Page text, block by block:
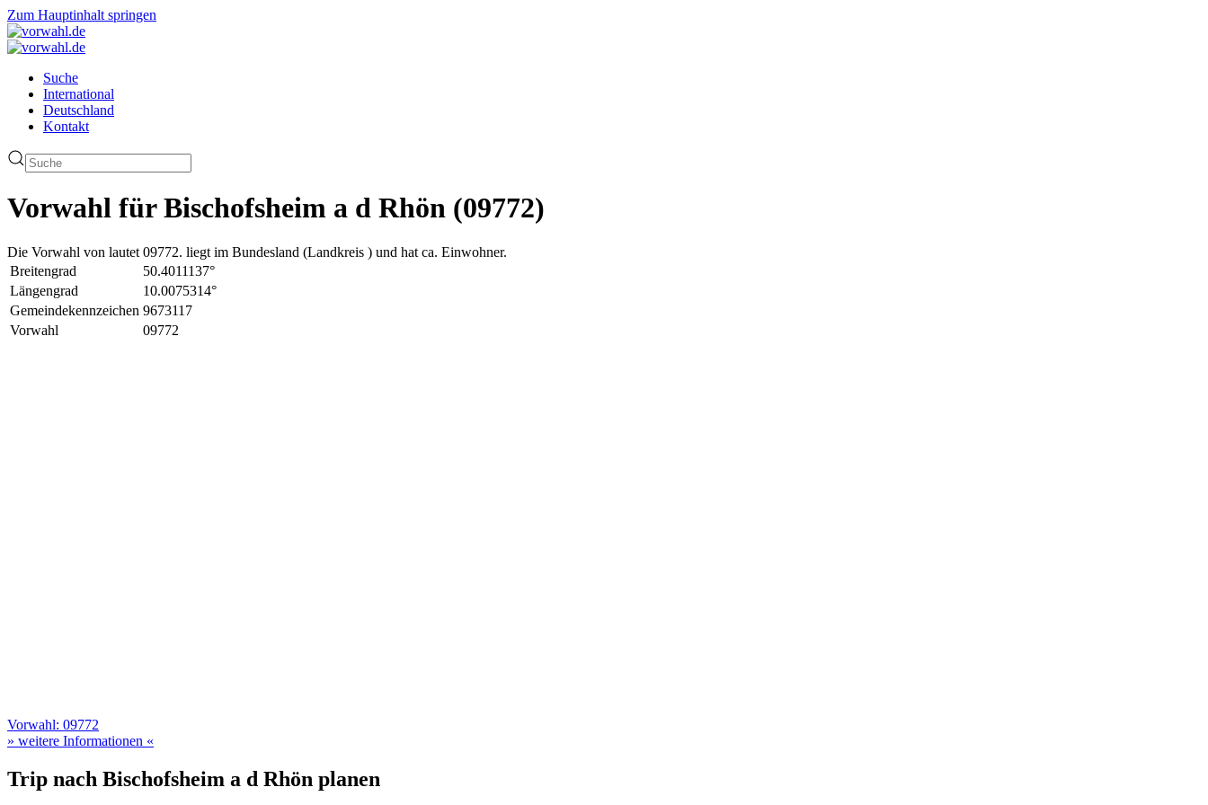
Zum Hauptinhalt springen
Suche
International
Deutschland
Kontakt
Vorwahl für Bischofsheim a d Rhön (09772)
Die Vorwahl von lautet 09772. liegt im Bundesland (Landkreis ) und hat ca. Einwohner.
Breitengrad
50.4011137°
Längengrad
10.0075314°
Gemeindekennzeichen 9673117
Vorwahl
09772
Vorwahl: 09772
» weitere Informationen «
Trip nach Bischofsheim a d Rhön planen